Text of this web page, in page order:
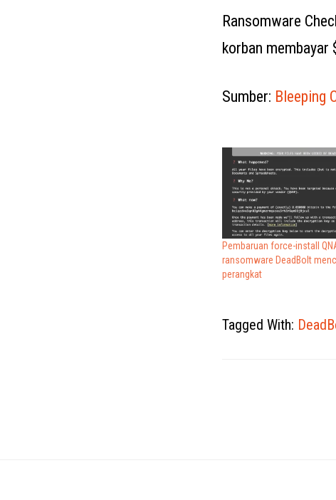
Ransomware
korban membayar
Sumber: Bleeping
Pembaruan force-install
ransomware DeadBolt
perangkat
Tagged With: